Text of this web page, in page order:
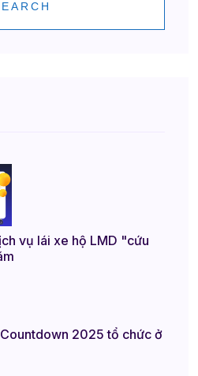
vụ lái xe hộ LMD "cứu
2025 tổ chức ở